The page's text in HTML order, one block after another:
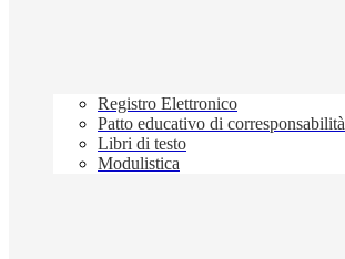
Registro Elettronico
Patto educativo di corresponsabilità
Libri di testo
Modulistica